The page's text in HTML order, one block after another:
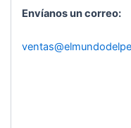
Envíanos un correo: